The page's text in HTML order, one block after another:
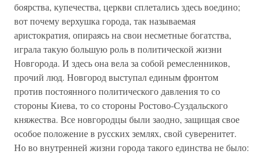
боярства, купечества, церкви сплетались здесь воедино;
вот почему верхушка города, так называемая
аристократия, опираясь на свои несметные богатства,
играла такую большую роль в политической жизни
Новгорода. И здесь она вела за собой ремесленников,
прочий люд. Новгород выступал единым фронтом
против постоянного политического давления то со
стороны Киева, то со стороны Ростово-Суздальского
княжества. Все новгородцы были заодно, защищая свое
особое положение в русских землях, свой суверенитет.
Но во внутренней жизни города такого единства не было: